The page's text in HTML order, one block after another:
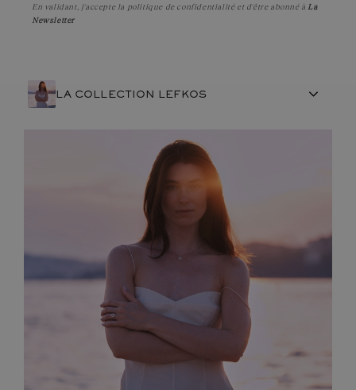
En validant, j'accepte la politique de confidentialitéet d'être abonné à La
Newsletter
LA COLLECTION LEFKOS
ARTISANAT FRANÇAIS
ENGAGEMENTS